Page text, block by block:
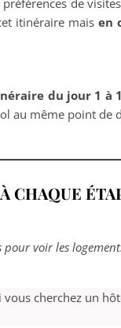
de
itinéraire mais en
du jour 1 à
au même point de
CHAQUE
pour voirles
vous cherchez un